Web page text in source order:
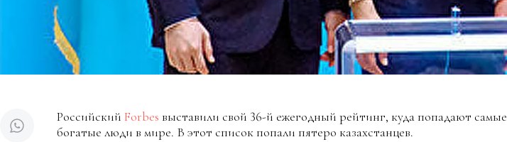
Российский Forbes выставили свой 36-й ежегодный рейтинг, куда попадают самые
богатые люди в мире. В этот список попали пятеро казахстанцев.